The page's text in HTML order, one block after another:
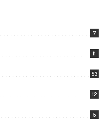
7
11
53
12
5